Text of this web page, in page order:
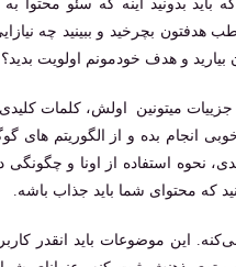
باید بدونید اینه که سئو محتوا
بچرخید و ببینید چه
و هدف خودمونم اولویت بدید؟
جزییات میتونین اولش، کلمات
انجام بده و از الگوریتم
نحوه استفاده از اونا و
که محتوای شما باید جذاب باشه.
این موضوعات باید انقدر